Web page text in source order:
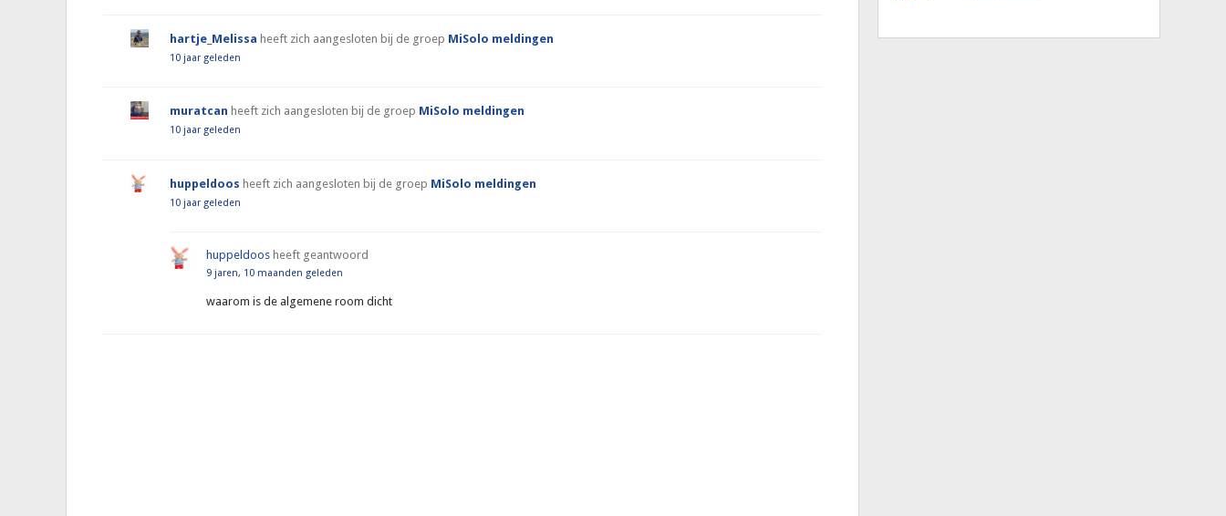
hartje_Melissa heeft zich aangesloten bij de groep MiSolo meldingen
10 jaar geleden
muratcan heeft zich aangesloten bij de groep MiSolo meldingen
10 jaar geleden
huppeldoos heeft zich aangesloten bij de groep MiSolo meldingen
10 jaar geleden
huppeldoos heeft geantwoord
9 jaren, 10 maanden geleden
waarom is de algemene room dicht